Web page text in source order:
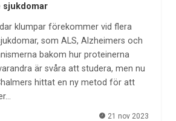
sjukdomar
klumpar förekommer vid flera
som ALS, Alzheimers och
bakom hur proteinerna
är svåra att studera, men nu
hittat en ny metod för att
21 nov 2023